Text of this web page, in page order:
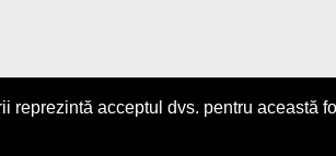
reprezintă acceptul dvs. pentru această
si conditii Despre Noi